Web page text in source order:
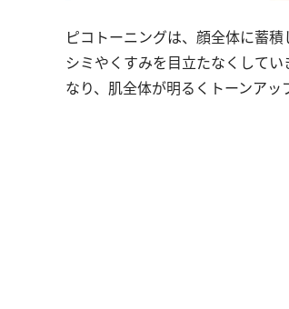
ピコトーニングは、顔全体に蓄
シミやくすみを目立たなくして
なり、肌全体が明るくトーンアッ